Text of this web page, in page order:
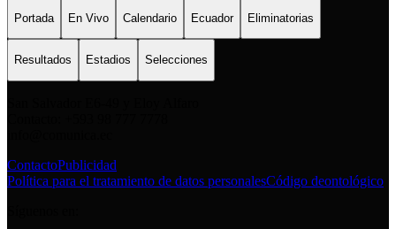
Portada En Vivo Calendario Ecuador Eliminatorias
Resultados Estadios Selecciones
ContactoPublicidad
Política para el tratamiento de datos personalesCódigo deontológico